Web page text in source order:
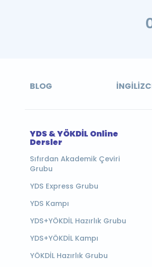
BLOG
YDS & YÖKDİL Online
Dersler
Sıfırdan Akademik Çeviri
Grubu
YDS Express Grubu
YDS Kampı
YDS+YÖKDİL Hazırlık Grubu
YDS+YÖKDİL Kampı
YÖKDİL Hazırlık Grubu